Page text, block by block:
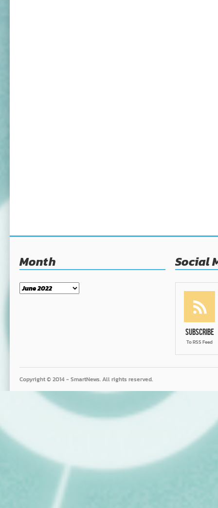
Month
Month
Social
Subscribe
To RSS Feed
Copyright © 2014 - SmartNews. All rights reserved.